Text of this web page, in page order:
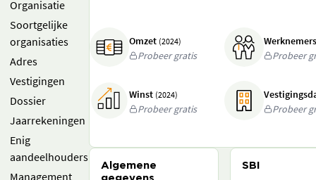
Organisatie
Soortgelijke
organisaties
Adres
Vestigingen
Dossier
Jaarrekeningen
Enig
aandeelhouders
Management
Omzet (2024)
Probeer gratis
Probeer
Winst (2024)
Probeer gratis
Probeer
Algemene
SBI